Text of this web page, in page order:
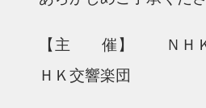
【主 催】 ＮＨＫ
ＨＫ交響楽団